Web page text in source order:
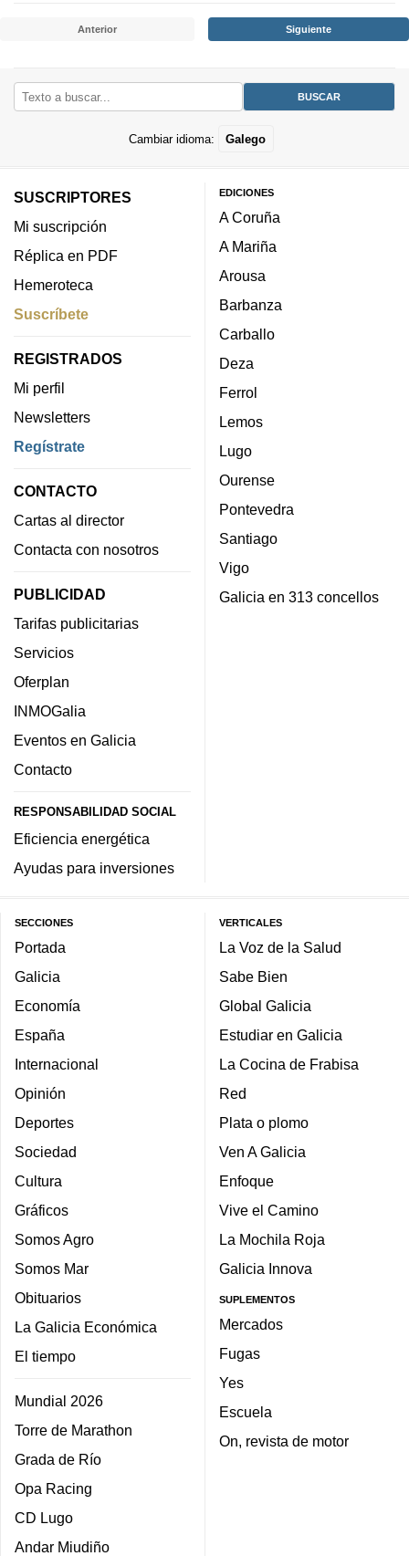
Anterior Siguiente
Cambiar idioma: Galego
SUSCRIPTORES
Mi suscripción
Réplica en PDF
Hemeroteca
Suscríbete
REGISTRADOS
Mi perfil
Newsletters
Regístrate
CONTACTO
Cartas al director
Contacta con nosotros
PUBLICIDAD
Tarifas publicitarias
Servicios
Oferplan
INMOGalia
Eventos en Galicia
Contacto
RESPONSABILIDAD SOCIAL
Eficiencia energética
Ayudas para inversiones
EDICIONES
A Coruña
A Mariña
Arousa
Barbanza
Carballo
Deza
Ferrol
Lemos
Lugo
Ourense
Pontevedra
Santiago
Vigo
Galicia en 313 concellos
SECCIONES
Portada
Galicia
Economía
España
Internacional
Opinión
Deportes
Sociedad
Cultura
Gráficos
Somos Agro
Somos Mar
Obituarios
La Galicia Económica
El tiempo
Mundial 2026
Torre de Marathon
Grada de Río
Opa Racing
CD Lugo
Andar Miudiño
VERTICALES
La Voz de la Salud
Sabe Bien
Global Galicia
Estudiar en Galicia
La Cocina de Frabisa
Red
Plata o plomo
Ven A Galicia
Enfoque
Vive el Camino
La Mochila Roja
Galicia Innova
SUPLEMENTOS
Mercados
Fugas
Yes
Escuela
On, revista de motor